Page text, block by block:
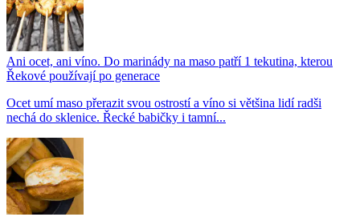
Ani ocet, ani víno. Do marinády na maso patří 1 tekutina, kterou
Řekové používají po generace
Ocet umí maso přerazit svou ostrostí a víno si většina lidí radši
nechá do sklenice. Řecké babičky i tamní...